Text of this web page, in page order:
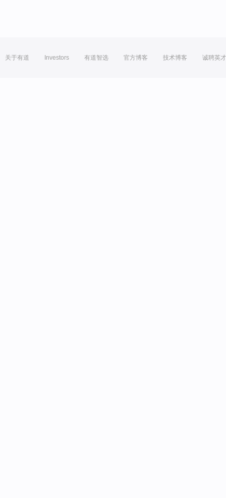
关于有道 Investors 有道智选 官方博客 技术博客 诚聘英才